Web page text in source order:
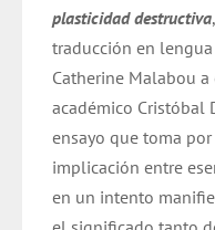
plasticidad destructiva
traducción en
Catherine Malabou
académico Cristóbal
ensayo que toma
implicación entre
en un intento